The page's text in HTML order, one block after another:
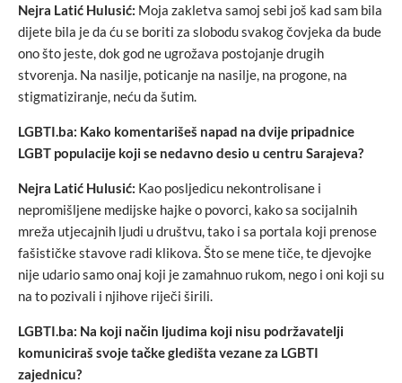
Nejra Latić Hulusić: Moja zakletva samoj sebi još kad sam bila
dijete bila je da ću se boriti za slobodu svakog čovjeka da bude
ono što jeste, dok god ne ugrožava postojanje drugih
stvorenja. Na nasilje, poticanje na nasilje, na progone, na
stigmatiziranje, neću da šutim.
LGBTI.ba: Kako komentarišeš napad na dvije pripadnice
LGBT populacije koji se nedavno desio u centru Sarajeva?
Nejra Latić Hulusić: Kao posljedicu nekontrolisane i
nepromišljene medijske hajke o povorci, kako sa socijalnih
mreža utjecajnih ljudi u društvu, tako i sa portala koji prenose
fašističke stavove radi klikova. Što se mene tiče, te djevojke
nije udario samo onaj koji je zamahnuo rukom, nego i oni koji su
na to pozivali i njihove riječi širili.
LGBTI.ba: Na koji način ljudima koji nisu podržavatelji
komuniciraš svoje tačke gledišta vezane za LGBTI
zajednicu?